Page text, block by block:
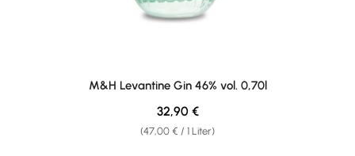
M&H Levantine Gin 46% vol. 0,70l
(47,00 € / 1 Liter)
Regulärer Preis:
32,90 €